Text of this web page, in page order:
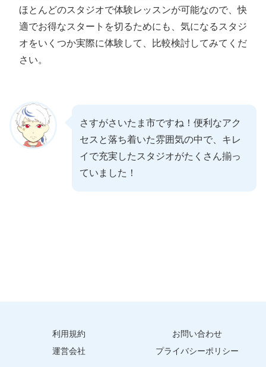
ほとんどのスタジオで体験レッスンが可能なので、快
適でお得なスタートを切るためにも、気になるスタジ
オをいくつか実際に体験して、比較検討してみてくだ
さい。
さすがさいたま市ですね！便利なアク
セスと落ち着いた雰囲気の中で、キレ
イで充実したスタジオがたくさん揃っ
ていました！
利用規約
お問い合わせ
運営会社
プライバシーポリシー